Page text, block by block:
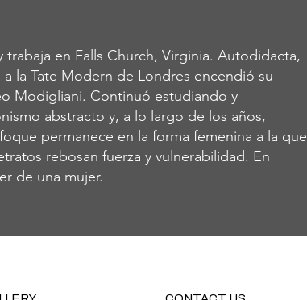
en Falls Church, Virginia. Autodidacta,
la Tate Modern de Londres encendió su
Modigliani. Continuó estudiando y
abstracto y, a lo largo de los años,
permanece en la forma femenina a la que
rebosan fuerza y vulnerabilidad. En
de una mujer.